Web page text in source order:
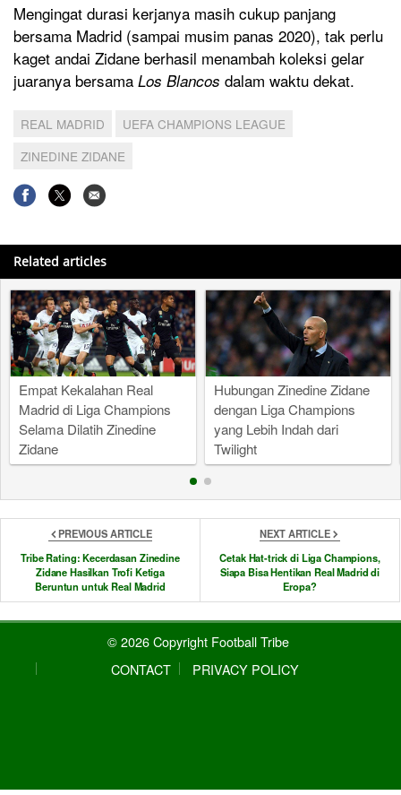
Mengingat durasi kerjanya masih cukup panjang
bersama Madrid (sampai musim panas 2020), tak perlu
kaget andai Zidane berhasil menambah koleksi gelar
juaranya bersama Los Blancos dalam waktu dekat.
REAL MADRID
UEFA CHAMPIONS LEAGUE
ZINEDINE ZIDANE
Related articles
Empat Kekalahan Real
Madrid di Liga Champions
Selama Dilatih Zinedine
Zidane
Hubungan Zinedine Zidane
dengan Liga Champions
yang Lebih Indah dari
Twilight
PREVIOUS ARTICLE
Tribe Rating: Kecerdasan Zinedine
Zidane Hasilkan Trofi Ketiga
Beruntun untuk Real Madrid
NEXT ARTICLE
Cetak Hat-trick di Liga Champions,
Siapa Bisa Hentikan Real Madrid di
Eropa?
© 2026 Copyright Football Tribe
CONTACT
PRIVACY POLICY